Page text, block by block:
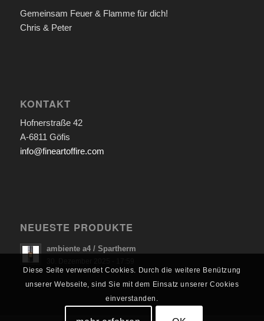
Gemeinsam Feuer & Flamme für dich!
Chris & Peter
KONTAKT
Hofnerstraße 42
A-6811 Göfis
info@fineartoffire.com
NEUESTE PRODUKTE
ambiente a4 / Spartherm
Diese Seite verwendet Cookies. Durch die weitere Benützung
unserer Webseite, sind Sie mit dem Einsatz unserer Cookies
einverstanden.